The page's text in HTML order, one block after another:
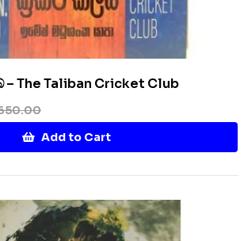
The Taliban Cricket Club
Add to Cart